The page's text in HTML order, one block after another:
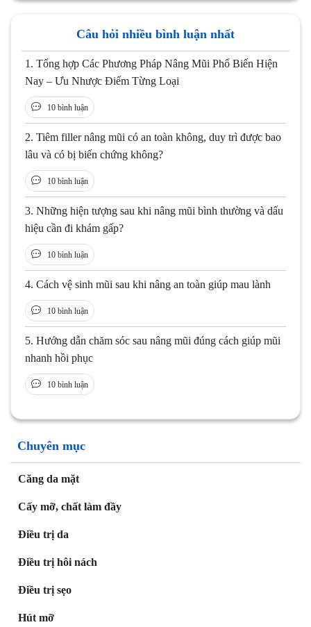
Chuyên mục
Căng da mặt
Cấy mỡ, chất làm đầy
Điều trị da
Điều trị hôi nách
Điều trị sẹo
Hút mỡ
Câu hỏi nhiều bình luận nhất
1. Tổng hợp Các Phương Pháp Nâng Mũi Phổ Biến Hiện
Nay – Ưu Nhược Điểm Từng Loại
10 bình luận
2. Tiêm filler nâng mũi có an toàn không, duy trì được bao
lâu và có bị biến chứng không?
10 bình luận
3. Những hiện tượng sau khi nâng mũi bình thường và dấu
hiệu cần đi khám gấp?
10 bình luận
4. Cách vệ sinh mũi sau khi nâng an toàn giúp mau lành
10 bình luận
5. Hướng dẫn chăm sóc sau nâng mũi đúng cách giúp mũi
nhanh hồi phục
10 bình luận